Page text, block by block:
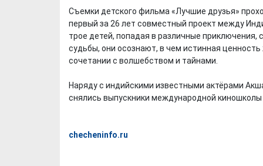
Съемки детского фильма «Лучшие друзья»
первый за 26 лет совместный проект между
трое детей, попадая в различные
судьбы, они осознают, в чем истинная
сочетании с волшебством и тайнами.
Наряду с индийскими известными актёрами
снялись выпускники международной
checheninfo.ru